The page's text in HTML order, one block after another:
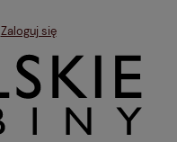
Zaloguj się